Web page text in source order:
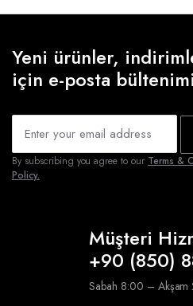
Yeni ürünler,
için e-posta
By subscribing you agree to our Terms &
Policy.
Müşteri
+90 (850)
Sabah 8:00 – Akşam